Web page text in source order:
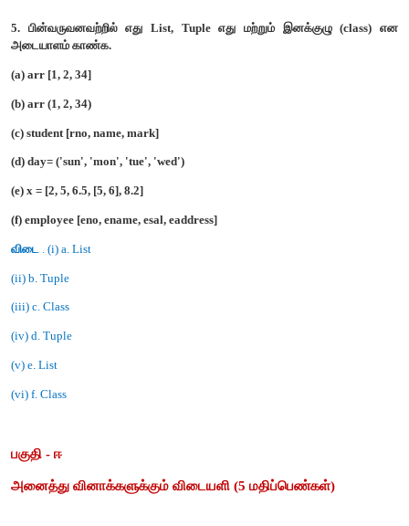
வடிவமைக்கப்படுகின்றது.
அடிப்படையில் விருப்பத்திற்கு ஏற்ப முடிவெடுப்பதாகும்
3. பின்வருவனவற்றில் எது constructors and selectors
(a) N1 = number()
(b) accetnum(n1)
(c) displaynum(n1)
(e) x,y=makeslope(m), makesloper(n)
(f) display()
(ii) b. Selector